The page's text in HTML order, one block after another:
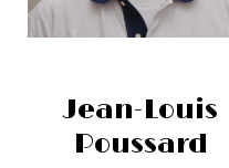
Jean-Louis
Poussard